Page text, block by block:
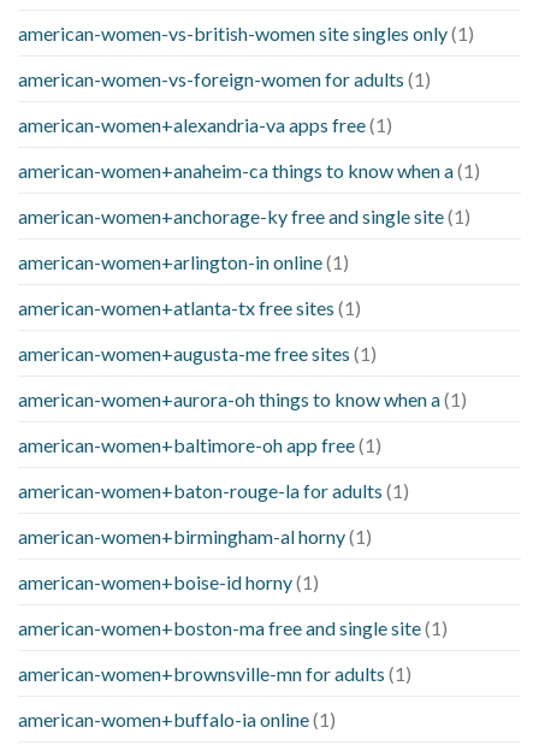
american-women-vs-british-women site singles only(1)
american-women-vs-foreign-women for adults (1)
american-women+alexandria-va apps free(1)
american-women+anaheim-ca things to know when a(1)
american-women+anchorage-ky free and single site(1)
american-women+arlington-in online(1)
american-women+atlanta-tx free sites (1)
american-women+augusta-me free sites (1)
american-women+aurora-oh things to know when a(1)
american-women+baltimore-oh app free(1)
american-women+baton-rouge-la for adults (1)
american-women+birmingham-al horny(1)
american-women+boise-id horny(1)
american-women+boston-ma free and single site(1)
american-women+brownsville-mn for adults (1)
american-women+buffalo-ia online(1)